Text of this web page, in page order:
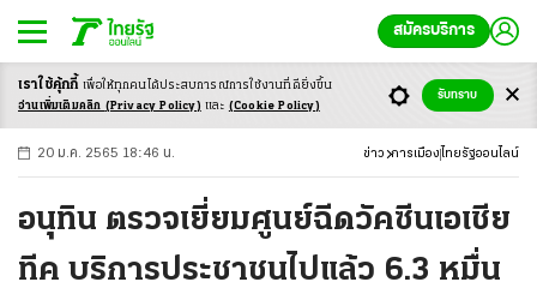
สมัครบริการ
-ก ก ก+
20 ม.ค. 2565 18:46 น. ข่าว การเมือง ไทยรัฐออนไลน์
อนุทิน ตรวจเยี่ยมศูนย์ฉีดวัคซีนเอเชีย
ทีค บริการประชาชนไปแล้ว 6.3 หมื่น
เราใช้คุ้กกี้ เพื่อให้ทุกคนได้ประสบการณ์การใช้งานที่ดียิ่งขึ้น
อ่านเพิ่มเติมคลิก (Privacy Policy) และ (Cookie Policy)
รับทราบ